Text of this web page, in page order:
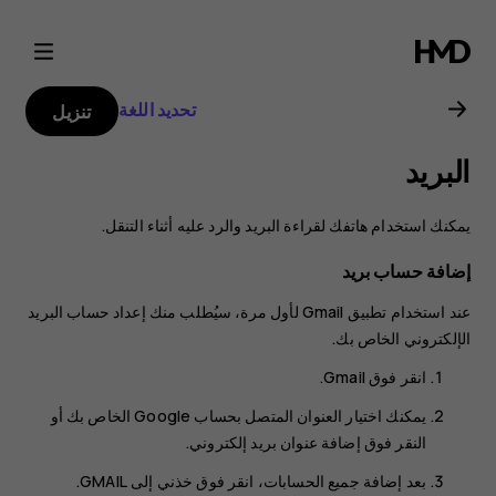
Nokia
7
Plus
user
guide
تحديد اللغة تنزيل
البريد
يمكنك استخدام هاتفك لقراءة البريد والرد عليه أثناء التنقل.
إضافة حساب بريد
عند استخدام تطبيق Gmail لأول مرة، سيُطلب منك إعداد حساب البريد
الإلكتروني الخاص بك.
انقر فوق Gmail
.
يمكنك اختيار العنوان المتصل بحساب Google الخاص بك أو
النقر فوق إضافة عنوان بريد إلكتروني.
بعد إضافة جميع الحسابات، انقر فوق خذني إلى GMAIL‎ .